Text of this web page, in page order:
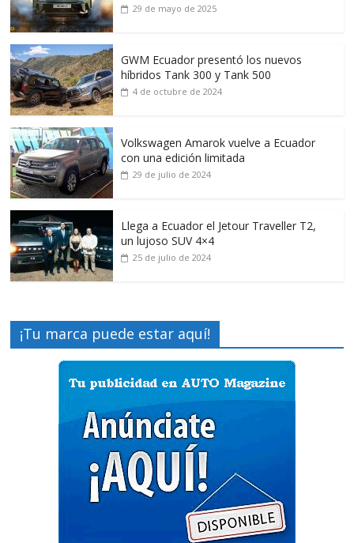
29 de mayo de 2025
GWM Ecuador presentó los nuevos
híbridos Tank 300 y Tank 500
4 de octubre de 2024
Volkswagen Amarok vuelve a Ecuador
con una edición limitada
29 de julio de 2024
Llega a Ecuador el Jetour Traveller T2,
un lujoso SUV 4×4
25 de julio de 2024
¡Tu marca puede estar aquí!